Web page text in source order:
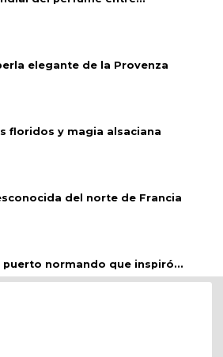
elegante de la Provenza
floridos y magia alsaciana
del norte de Francia
puerto normando que inspiró...